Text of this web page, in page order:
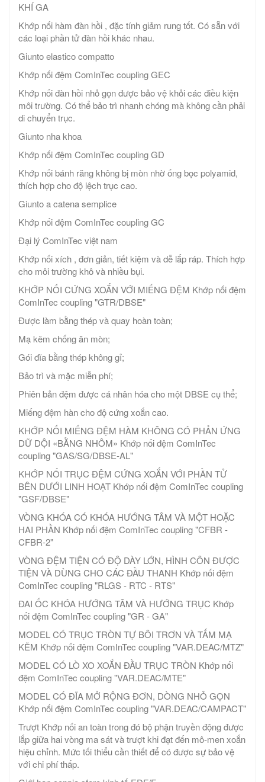
KHÍ GA
Khớp nối hàm đàn hồi , đặc tính giảm rung tốt. Có sẵn với
các loại phần tử đàn hồi khác nhau.
Giunto elastico compatto
Khớp nối đệm ComInTec coupling GEC
Khớp nối đàn hồi nhỏ gọn được bảo vệ khỏi các điều kiện
môi trường. Có thể bảo trì nhanh chóng mà không cần phải
di chuyển trục.
Giunto nha khoa
Khớp nối đệm ComInTec coupling GD
Khớp nối bánh răng không bị mòn nhờ ống bọc polyamid,
thích hợp cho độ lệch trục cao.
Giunto a catena semplice
Khớp nối đệm ComInTec coupling GC
Đại lý ComInTec việt nam
Khớp nối xích , đơn giản, tiết kiệm và dễ lắp ráp. Thích hợp
cho môi trường khô và nhiều bụi.
KHỚP NỐI CỨNG XOẮN VỚI MIẾNG ĐỆM Khớp nối đệm
ComInTec coupling "GTR/DBSE"
Được làm bằng thép và quay hoàn toàn;
Mạ kẽm chống ăn mòn;
Gói đĩa bằng thép không gỉ;
Bảo trì và mặc miễn phí;
Phiên bản đệm được cá nhân hóa cho một DBSE cụ thể;
Miếng đệm hàn cho độ cứng xoắn cao.
KHỚP NỐI MIẾNG ĐỆM HÀM KHÔNG CÓ PHẢN ỨNG
DỮ DỘI «BẰNG NHÔM» Khớp nối đệm ComInTec
coupling "GAS/SG/DBSE-AL"
KHỚP NỐI TRỤC ĐỆM CỨNG XOẮN VỚI PHẦN TỬ
BÊN DƯỚI LINH HOẠT Khớp nối đệm ComInTec coupling
"GSF/DBSE"
VÒNG KHÓA CÓ KHÓA HƯỚNG TÂM VÀ MỘT HOẶC
HAI PHẦN Khớp nối đệm ComInTec coupling "CFBR -
CFBR-2"
VÒNG ĐỆM TIỆN CÓ ĐỘ DÀY LỚN, HÌNH CÔN ĐƯỢC
TIỆN VÀ DÙNG CHO CÁC ĐẦU THANH Khớp nối đệm
ComInTec coupling "RLGS - RTC - RTS"
ĐAI ỐC KHÓA HƯỚNG TÂM VÀ HƯỚNG TRỤC Khớp
nối đệm ComInTec coupling "GR - GA"
MODEL CÓ TRỤC TRÒN TỰ BÔI TRƠN VÀ TẤM MẠ
KẼM Khớp nối đệm ComInTec coupling "VAR.DEAC/MTZ"
MODEL CÓ LÒ XO XOẮN ĐẦU TRỤC TRÒN Khớp nối
đệm ComInTec coupling "VAR.DEAC/MTE"
MODEL CÓ ĐĨA MỞ RỘNG ĐƠN, DÒNG NHỎ GỌN
Khớp nối đệm ComInTec coupling "VAR.DEAC/CAMPACT"
Trượt Khớp nối an toàn trong đó bộ phận truyền động được
lắp giữa hai vòng ma sát và trượt khi đạt đến mô-men xoắn
hiệu chỉnh. Mức tối thiểu cần thiết để có được sự bảo vệ
với chi phí thấp.